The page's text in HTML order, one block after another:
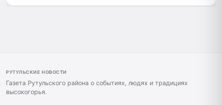
РУТУЛЬСКИЕ НОВОСТИ
Газета Рутульского района о событиях, людях и традициях
высокогорья.